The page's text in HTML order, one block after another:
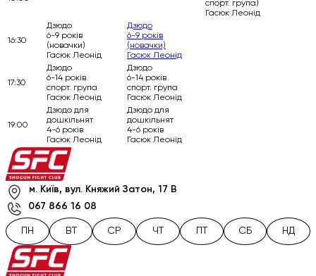
спорт. група)
Гасюк Леонід
16:30
Дзюдо
6-9 років
(новачки)
Гасюк Леонід
Дзюдо
6-9 років
(новачки)
Гасюк Леонід
17:30
Дзюдо
6-14 років
спорт. група
Гасюк Леонід
Дзюдо
6-14 років
спорт. група
Гасюк Леонід
19:00
Дзюдо для
дошкільнят
4-6 років
Гасюк Леонід
Дзюдо для
дошкільнят
4-6 років
Гасюк Леонід
м. Київ, вул. Княжий Затон, 17 В
067 866 16 08
ПН ВТ СР ЧТ ПТ СБ НД